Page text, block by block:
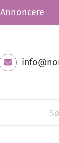
Annoncere